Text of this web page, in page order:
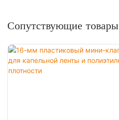
Сопутствующие товары